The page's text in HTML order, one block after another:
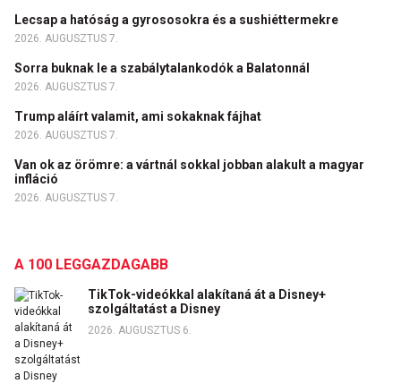
Lecsap a hatóság a gyrososokra és a sushiéttermekre
2026. AUGUSZTUS 7.
Sorra buknak le a szabálytalankodók a Balatonnál
2026. AUGUSZTUS 7.
Trump aláírt valamit, ami sokaknak fájhat
2026. AUGUSZTUS 7.
Van ok az örömre: a vártnál sokkal jobban alakult a magyar
infláció
2026. AUGUSZTUS 7.
A 100 LEGGAZDAGABB
TikTok-videókkal alakítaná át a Disney+
szolgáltatást a Disney
2026. AUGUSZTUS 6.